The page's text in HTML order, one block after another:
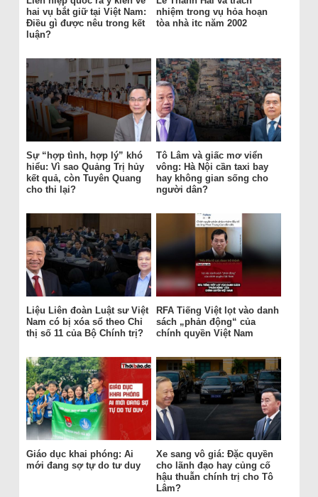
hai vụ bắt giữ tại Việt Nam:
Điều gì được nêu trong kết
luận?
nhiệm trong vụ hỏa hoạn
tòa nhà itc năm 2002
Sự “hợp tình, hợp lý” khó
hiểu: Vì sao Quảng Trị hủy
kết quả, còn Tuyên Quang
cho thi lại?
Tô Lâm và giấc mơ viển
vông: Hà Nội cần taxi bay
hay không gian sống cho
người dân?
Liệu Liên đoàn Luật sư Việt
Nam có bị xóa sổ theo Chỉ
thị số 11 của Bộ Chính trị?
RFA Tiếng Việt lọt vào danh
sách „phản động“ của
chính quyền Việt Nam
Giáo dục khai phóng: Ai
mới đang sợ tự do tư duy
Xe sang vô giá: Đặc quyền
cho lãnh đạo hay củng cố
hậu thuẫn chính trị cho Tô
Lâm?